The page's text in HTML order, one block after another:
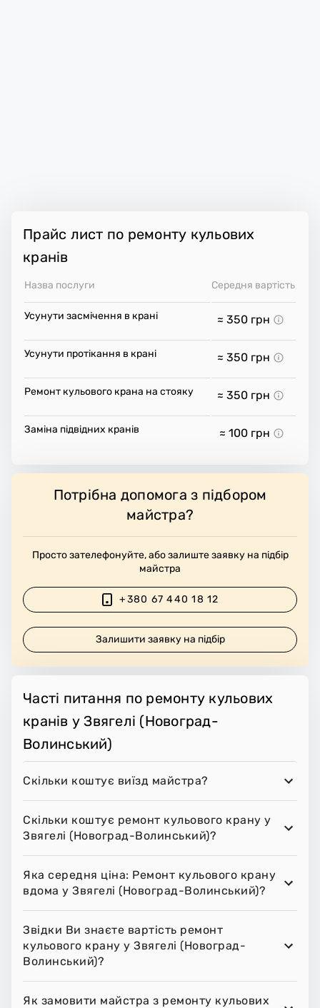
Прайс лист по ремонту кульових
кранів
Назва послуги Середня вартість
Усунути засмічення в крані ≈ 350 грн
Усунути протікання в крані ≈ 350 грн
Ремонт кульового крана на стояку ≈ 350 грн
Заміна підвідних кранів ≈ 100 грн
Потрібна допомога з підбором
майстра?
Просто зателефонуйте, або залиште заявку на підбір
майстра
+380 67 440 18 12
Залишити заявку на підбір
Часті питання по ремонту кульових
кранів у Звягелі (Новоград-
Волинський)
Скільки коштує виїзд майстра?
Скільки коштує ремонт кульового крану у
Звягелі (Новоград-Волинський)?
Яка середня ціна: Ремонт кульового крану
вдома у Звягелі (Новоград-Волинський)?
Звідки Ви знаєте вартість ремонт
кульового крану у Звягелі (Новоград-
Волинський)?
Як замовити майстра з ремонту кульових